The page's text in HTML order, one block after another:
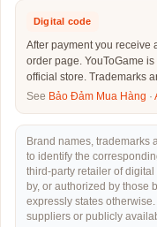
Digital code
After payment you receive
order page. YouToGame
official store. Trademarks
See Bảo Đảm Mua Hàng ·
Brand names, trademarks
to identify the
third-party retailer of
by, or authorized by those
expressly states
suppliers or publicly